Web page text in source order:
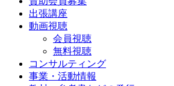
出張講座
動画視聴
会員視聴
無料視聴
コンサルティング
事業・活動情報